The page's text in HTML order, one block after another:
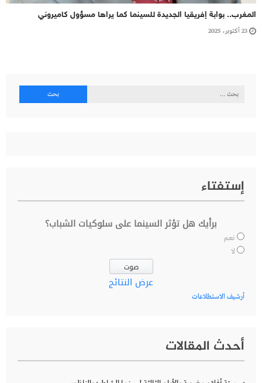
المغرب.. بوابة إفريقيا الجديدة للسينما كما يراها مسؤول كاميروني
23 أكتوبر، 2025
البحث
إستفتاء
برأيك هل تؤثر السينما على سلوكيات الشباب؟
نعم
لا
عرض النتائج
أرشيف الاستطلاعات
أحدث المقالات